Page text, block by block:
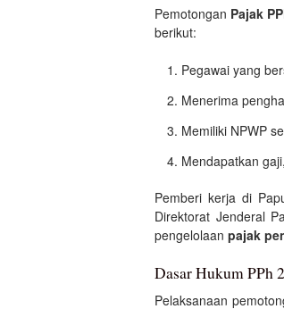
Pemotongan Pajak
berikut:
Pegawai yang
Menerima
Memiliki NPWP
Mendapatkan
Pemberi kerja di
Direktorat Jenderal
pengelolaan pajak
Dasar Hukum PPh
Pelaksanaan